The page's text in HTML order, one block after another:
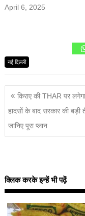
April 6, 2025
नई दिल्ली
किराए की THAR पर
हादसों के बाद सरकार की बड़ी
जानिए पूरा प्लान
क्लिक करके इन्हें भी पढ़ें